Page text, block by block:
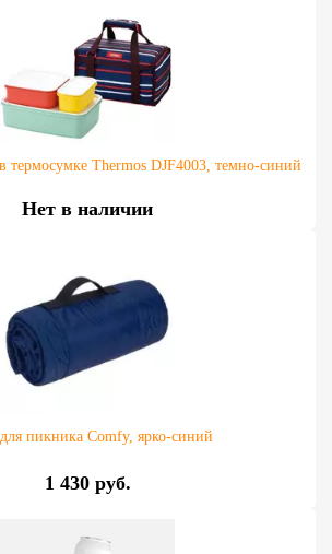
термосумке Thermos DJF4003, темно-синий
Нет в наличии
пикника Comfy, ярко-синий
1 430 руб.